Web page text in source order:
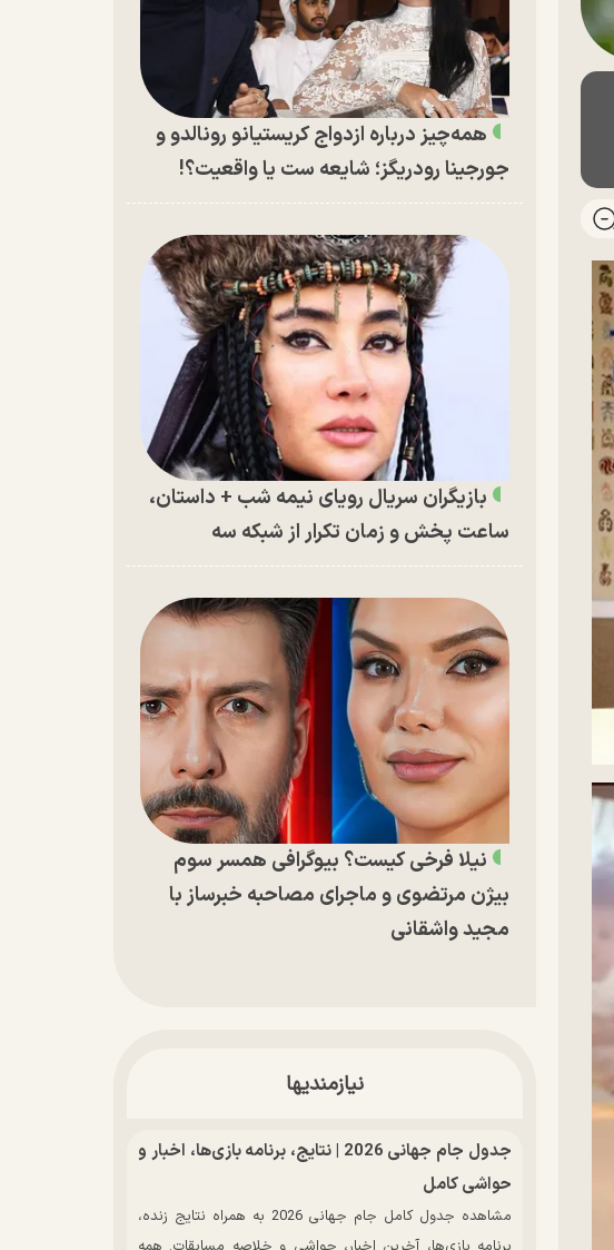
همه‌چیز درباره ازدواج کریستیانو رونالدو و
جورجینا رودریگز؛ شایعه ست یا واقعیت؟!
بازیگران سریال رویای نیمه شب + داستان،
ساعت پخش و زمان تکرار از شبکه سه
نیلا فرخی کیست؟ بیوگرافی همسر سوم
بیژن مرتضوی و ماجرای مصاحبه خبرساز با
مجید واشقانی
نیازمندیها
جدول جام جهانی 2026 | نتایج، برنامه بازی‌ها، اخبار و
حواشی کامل
مشاهده جدول کامل جام جهانی 2026 به همراه نتایج زنده،